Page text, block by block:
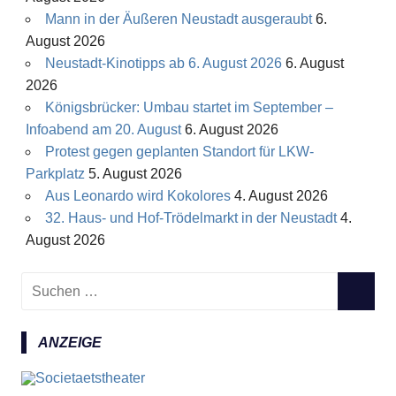
Mann in der Äußeren Neustadt ausgeraubt 6.
August 2026
Neustadt-Kinotipps ab 6. August 2026 6. August
2026
Königsbrücker: Umbau startet im September –
Infoabend am 20. August 6. August 2026
Protest gegen geplanten Standort für LKW-
Parkplatz 5. August 2026
Aus Leonardo wird Kokolores 4. August 2026
32. Haus- und Hof-Trödelmarkt in der Neustadt 4.
August 2026
c
h
e
ANZEIGE